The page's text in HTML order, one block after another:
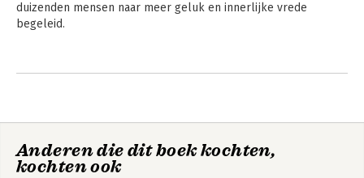
duizenden mensen naar meer geluk en innerlijke vrede
begeleid.
Anderen die dit boek kochten,
kochten ook